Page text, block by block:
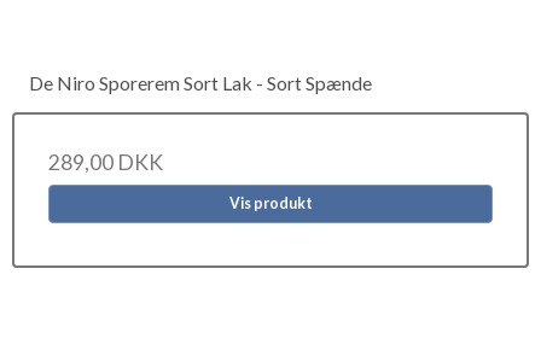
De Niro Sporerem Sort Lak - Sort Spænde
289,00 DKK
Vis produkt